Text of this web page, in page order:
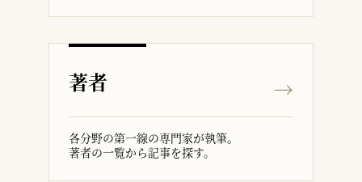
著者
各分野の第一線の専門家が執筆。
著者の一覧から記事を探す。